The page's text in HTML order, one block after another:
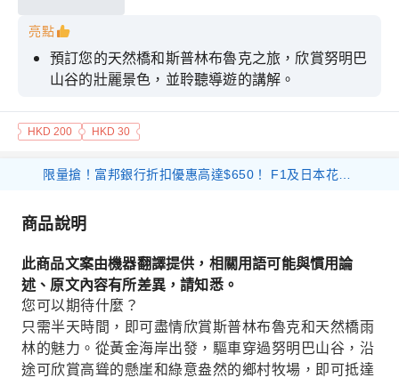
亮點
預訂您的天然橋和斯普林布魯克之旅，欣賞努明巴
山谷的壯麗景色，並聆聽導遊的講解。
HKD 200 HKD 30
商品說明
此商品文案由機器翻譯提供，相關用語可能與慣用論
述、原文內容有所差異，請知悉。
您可以期待什麼？
只需半天時間，即可盡情欣賞斯普林布魯克和天然橋雨
林的魅力。從黃金海岸出發，驅車穿過努明巴山谷，沿
途可欣賞高聳的懸崖和綠意盎然的鄉村牧場，即可抵達